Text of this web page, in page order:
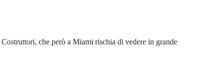
che però a Miami rischia di vedere in grande